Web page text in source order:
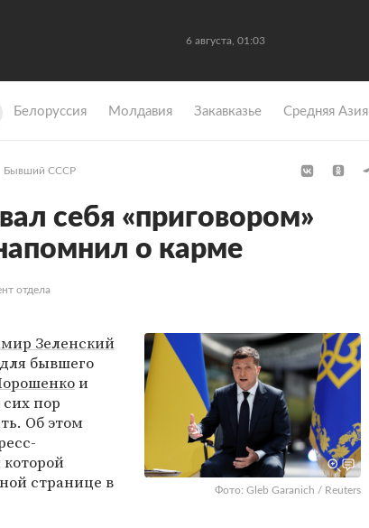
6 августа, 01:03
Белоруссия Молдавия Закавказье Средняя Азия
Бывший СССР
себя «приговором»
о карме
отдела
Фото: Gleb Garanich / Reuters
Зеленский
бывшего
и
пор
Об этом
странице в